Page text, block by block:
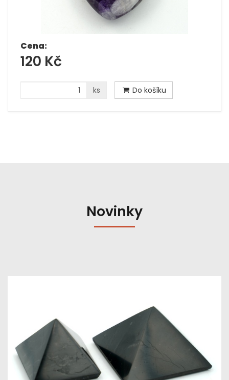
Cena:
120 Kč
ks Do košíku
Novinky